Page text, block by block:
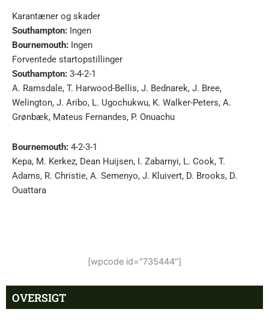
Karantæner og skader
Southampton: Ingen
Bournemouth: Ingen
Forventede startopstillinger
Southampton: 3-4-2-1
A. Ramsdale, T. Harwood-Bellis, J. Bednarek, J. Bree,
Welington, J. Aribo, L. Ugochukwu, K. Walker-Peters, A.
Grønbæk, Mateus Fernandes, P. Onuachu
Bournemouth: 4-2-3-1
Kepa, M. Kerkez, Dean Huijsen, I. Zabarnyi, L. Cook, T.
Adams, R. Christie, A. Semenyo, J. Kluivert, D. Brooks, D.
Ouattara
[wpcode id="735444"]
OVERSIGT